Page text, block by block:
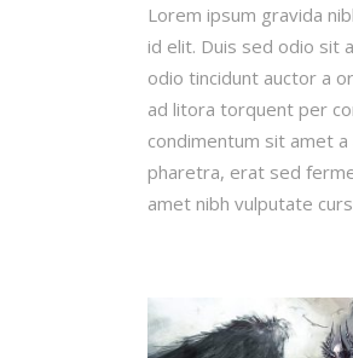
Lorem ipsum gravida
id elit. Duis sed odio sit
odio tincidunt auctor a
ad litora torquent per
condimentum sit amet
pharetra, erat sed
amet nibh vulputate